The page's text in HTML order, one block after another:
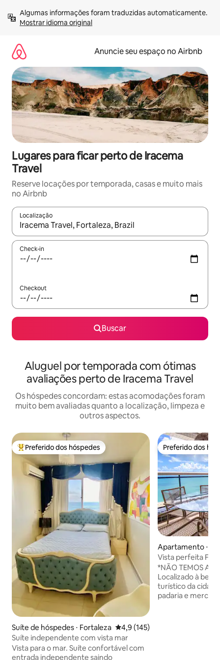
para
Mostrar idioma original
Anuncie seu espaço no Airbnb
Lugares para ficar perto de Iracema
Travel
Reserve locações por temporada, casas e muito mais
no Airbnb
Localização
Quando os resultados estiverem disponíveis, explore-os
Check-in
Checkout
Buscar
Aluguel por temporada com ótimas
avaliações perto de Iracema Travel
Os hóspedes concordam: estas acomodações foram
muito bem avaliadas quanto a localização, limpeza e
outros aspectos.
Entre os melhores preferidos dos hóspedes
Preferido dos hóspedes
Suíte de hóspedes ⋅ Fortaleza 4,9 de uma avaliação média de
4,9 (145)
Suíte independente com vista mar
Vista para o mar. Suíte confortável com
entrada independente saindo
Preferido dos
Preferido dos
Apartamento ⋅
Vista perfeita
16º andar
*NÃO TEMOS
Localizado à
turístico da
padaria e mercadinho no próprio